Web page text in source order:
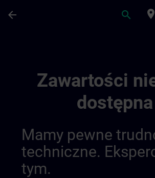
arrow_back search place
Zawartości
dostępna
Mamy pewne
techniczne.
tym.